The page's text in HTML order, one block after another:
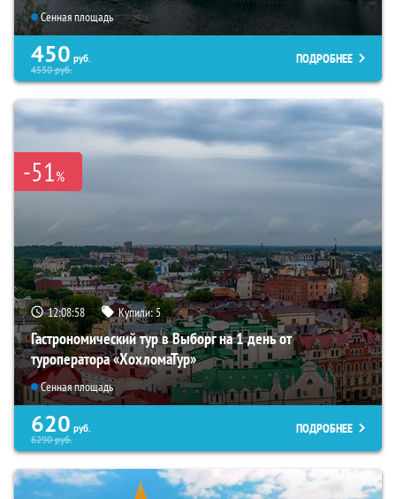
Сенная площадь
450 руб.
4550руб.
ПОДРОБНЕЕ
-51%
12:08:57 Купили:5
Гастрономический тур в Выборг на 1 день от
туроператора «ХохломаТур»
Сенная площадь
620 руб.
6290руб.
ПОДРОБНЕЕ